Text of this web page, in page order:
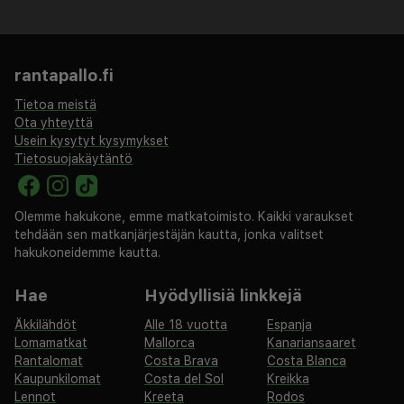
viehättävissä kahviloissa vain muutaman askeleen
päässä hotellista. Metropole Hotel by Semarah on
rikasta historiaa, kulttuuria ja elävää elämää
varten.
rantapallo.fi
Tietoa meistä
Ota yhteyttä
Usein kysytyt kysymykset
Tietosuojakäytäntö
Olemme hakukone, emme matkatoimisto. Kaikki varaukset
tehdään sen matkanjärjestäjän kautta, jonka valitset
hakukoneidemme kautta.
Hae
Äkkilähdöt
Lomamatkat
Rantalomat
Kaupunkilomat
Lennot
Hyödyllisiä linkkejä
Alle 18 vuotta
Espanja
Mallorca
Kanariansaaret
Costa Brava
Costa Blanca
Costa del Sol
Kreikka
Kreeta
Rodos